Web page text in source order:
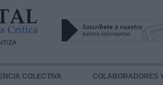
COLECTIVA COLABORADORES